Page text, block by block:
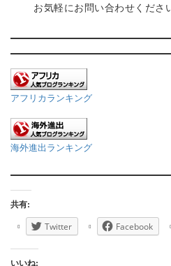
お気軽にお問い合わせくださ
アフリカランキング
海外進出ランキング
共有:
Twitter Facebook
いいね: